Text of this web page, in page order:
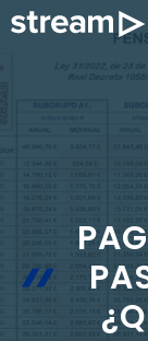
Saltar
contenido